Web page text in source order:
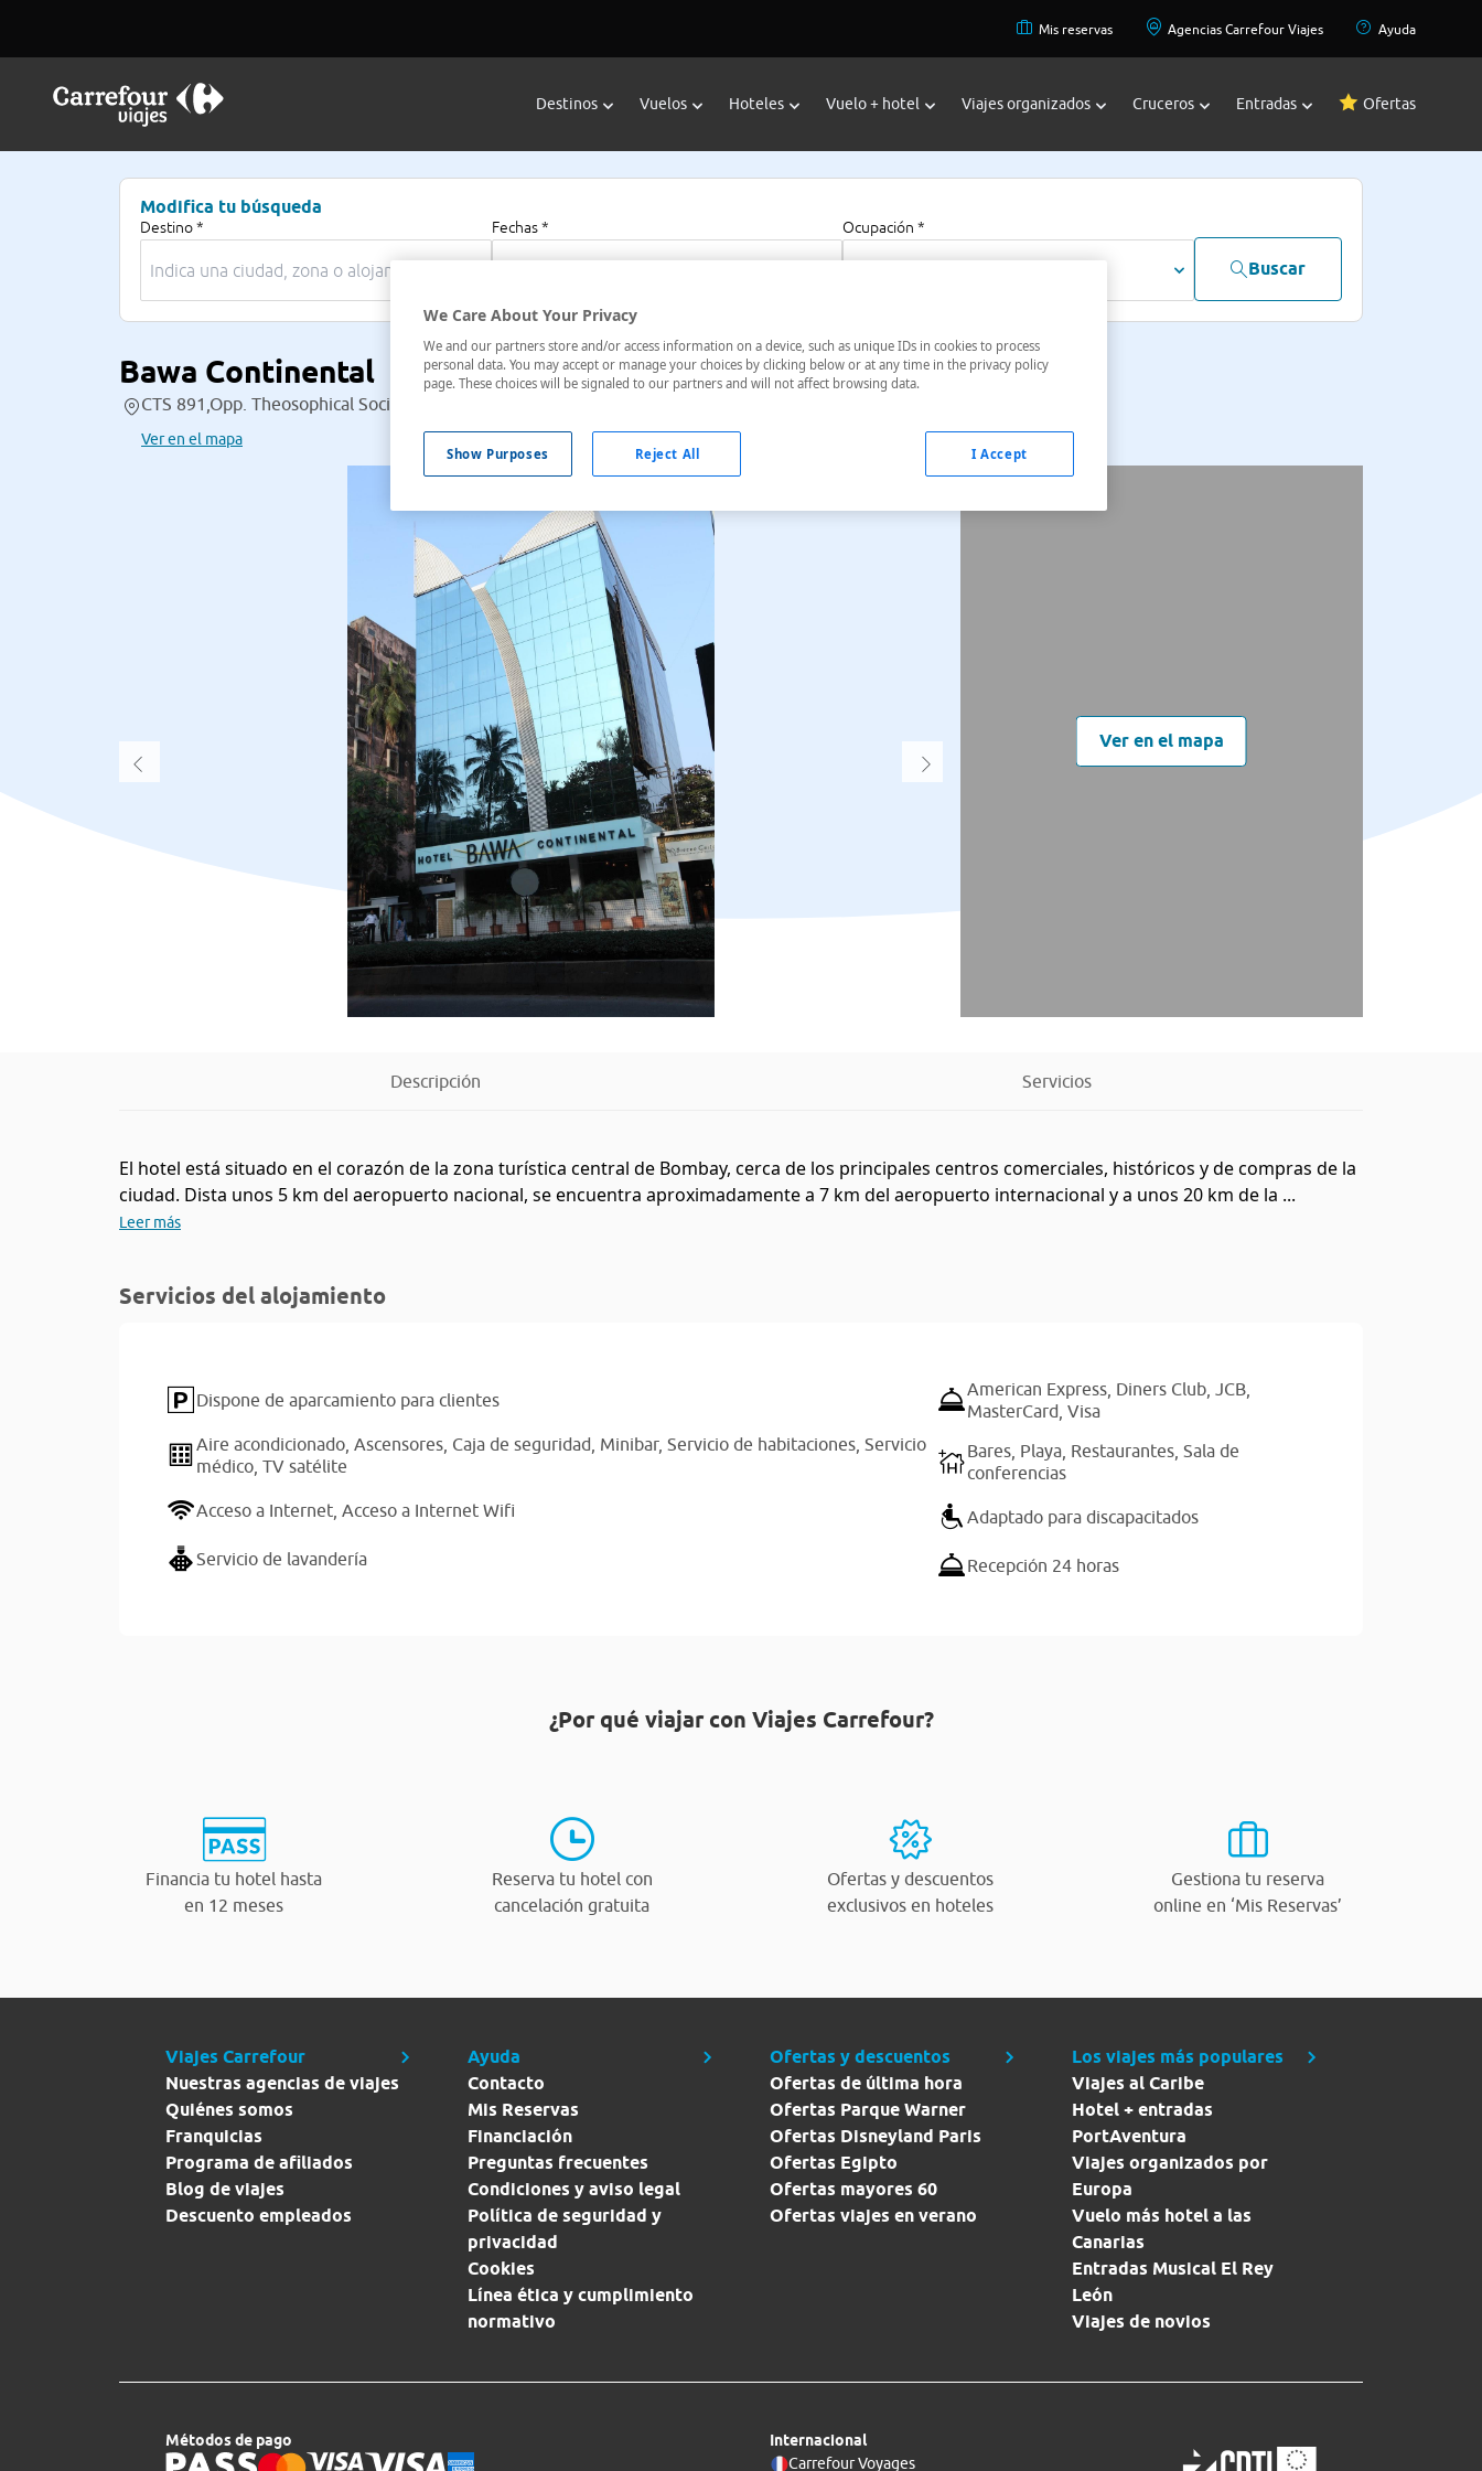
Mis reservas Agencias Carrefour Viajes Ayuda
Destinos Vuelos Hoteles Vuelo + hotel Viajes organizados Cruceros Entradas Ofertas
Modifica tu búsqueda
Destino * Fechas * Ocupación *
Buscar
Bawa Continental
CTS 891,Opp. Theosophical Society,Juhu Tara Rd, , Bombay/ Mumbai, Maharashtra, India
Ver en el mapa
Ver en el mapa
Descripción Servicios
El hotel está situado en el corazón de la zona turística central de Bombay, cerca de los principales centros comerciales, históricos y de compras de la
ciudad. Dista unos 5 km del aeropuerto nacional, se encuentra aproximadamente a 7 km del aeropuerto internacional y a unos 20 km de la ...
Leer más
Servicios del alojamiento
Dispone de aparcamiento para clientes
Aire acondicionado, Ascensores, Caja de seguridad, Minibar, Servicio de habitaciones, Servicio
médico, TV satélite
Acceso a Internet, Acceso a Internet Wifi
Servicio de lavandería
American Express, Diners Club,JCB,
MasterCard,Visa
Bares, Playa, Restaurantes,Sala de
conferencias
Adaptado para discapacitados
Recepción 24 horas
¿Por qué viajar con Viajes Carrefour?
Financia tu hotel hasta
en 12 meses
Reserva tu hotel con
cancelación gratuita
Ofertas y descuentos
exclusivos en hoteles
Gestiona tu reserva
online en ‘Mis Reservas’
Viajes Carrefour
Nuestras agencias de viajes
Quiénes somos
Franquicias
Programa de afiliados
Blog de viajes
Descuento empleados
Ayuda
Contacto
Mis Reservas
Financiación
Preguntas frecuentes
Condiciones y aviso legal
Política de seguridad y
privacidad
Cookies
Línea ética y cumplimiento
normativo
Ofertas y descuentos
Ofertas de última hora
Ofertas Parque Warner
Ofertas Disneyland Paris
Ofertas Egipto
Ofertas mayores 60
Ofertas viajes en verano
Los viajes más populares
Viajes al Caribe
Hotel + entradas
PortAventura
Viajes organizados por
Europa
Vuelo más hotel a las
Canarias
Entradas Musical El Rey
León
Viajes de novios
Métodos de pago
Internacional
Carrefour Voyages
We Care About Your Privacy
We and our partners store and/or access information on a device, such as unique IDs in cookies to process
personal data. You may accept or manage your choices by clicking below or at any time in the privacy policy
page. These choices will be signaled to our partners and will not affect browsing data.
Show Purposes Reject All I Accept